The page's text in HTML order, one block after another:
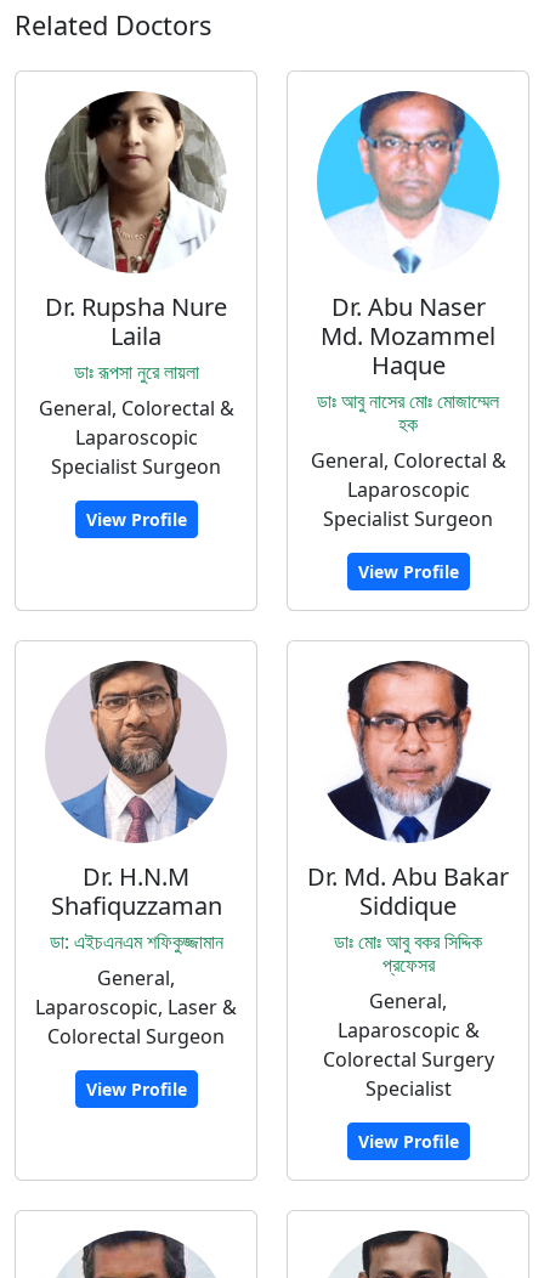
Related Doctors
Dr. Rupsha Nure
Laila
ডাঃ রূপসা নুরে লায়লা
General, Colorectal &
Laparoscopic
Specialist Surgeon
View Profile
Dr. Abu Naser
Md. Mozammel
Haque
ডাঃ আবু নাসের মোঃ মোজাম্মেল
হক
General, Colorectal &
Laparoscopic
Specialist Surgeon
View Profile
Dr. H.N.M
Shafiquzzaman
ডা: এইচএনএম শফিকুজ্জামান
General,
Laparoscopic, Laser &
Colorectal Surgeon
View Profile
Dr. Md. Abu Bakar
Siddique
ডাঃ মোঃ আবু বকর সিদ্দিক
প্রফেসর
General,
Laparoscopic &
Colorectal Surgery
Specialist
View Profile